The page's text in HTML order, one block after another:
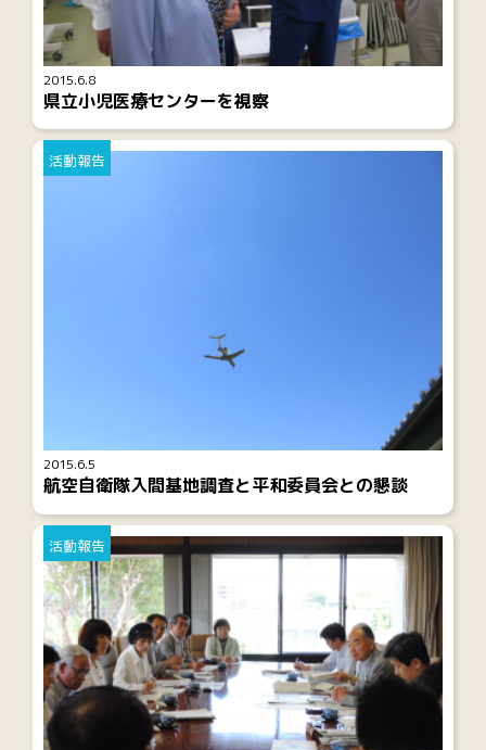
2015.6.8
県立小児医療センターを視察
2015.6.5
活動報告
航空自衛隊入間基地調査と平和委員会との懇談
活動報告